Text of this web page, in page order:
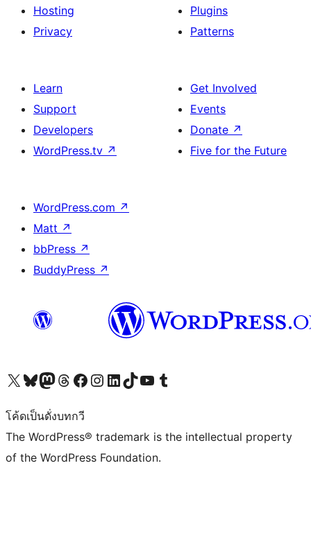
Hosting
Privacy
Plugins
Patterns
Learn
Support
Developers
WordPress.tv ↗
Get Involved
Events
Donate ↗
Five for the Future
WordPress.com ↗
Matt ↗
bbPress ↗
BuddyPress ↗
Visit our X (formerly Twitter) account
Visit our Bluesky account
Visit our Mastodon account
Visit our Threads account
Visit our Facebook page
Visit our Instagram account
Visit our LinkedIn account
Visit our TikTok account
Visit our YouTube channel
Visit our Tumblr account
โค้ดเป็นดั่งบทกวี
The WordPress® trademark is the intellectual property
of the WordPress Foundation.